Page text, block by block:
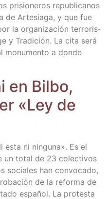
pri­sio­ne­ros repu­bli­ca­nos
de Arte­sia­ga, y que fue
la orga­ni­za­ción terro­ris­
y Tra­di­ción. La cita será
monu­men­to a don­de
en Bil­bo,
«Ley de
esta ni nin­gu­na». Es el
un total de 23 colec­ti­vos
socia­les han con­vo­ca­do,
de la refor­ma de
espa­ñol. La pro­tes­ta